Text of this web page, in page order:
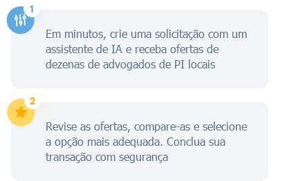
Em minutos, crie uma solicitação com um
assistente de IA e receba ofertas de
dezenas de advogados de PI locais
Revise as ofertas, compare-as e selecione
a opção mais adequada. Conclua sua
transação com segurança